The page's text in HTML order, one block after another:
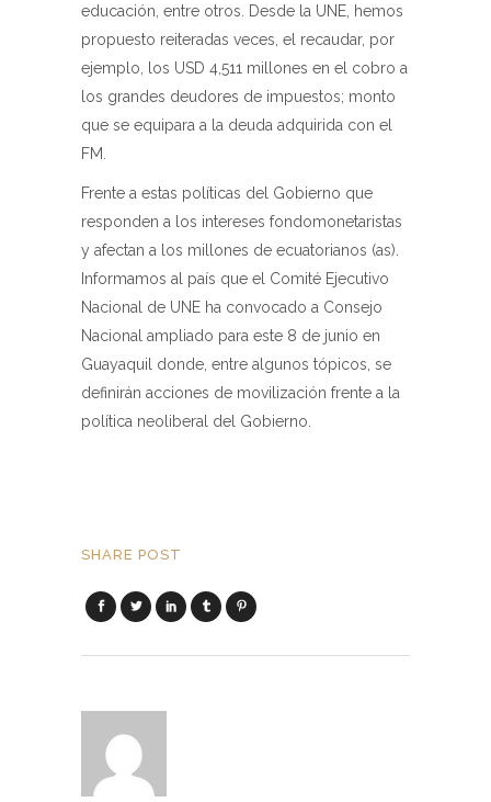
educación, entre otros. Desde la UNE, hemos
propuesto reiteradas veces, el recaudar, por
ejemplo, los USD 4,511 millones en el cobro a
los grandes deudores de impuestos; monto
que se equipara a la deuda adquirida con el
FM.
Frente a estas políticas del Gobierno que
responden a los intereses fondomonetaristas
y afectan a los millones de ecuatorianos (as).
Informamos al país que el Comité Ejecutivo
Nacional de UNE ha convocado a Consejo
Nacional ampliado para este 8 de junio en
Guayaquil donde, entre algunos tópicos, se
definirán acciones de movilización frente a la
política neoliberal del Gobierno.
SHARE POST